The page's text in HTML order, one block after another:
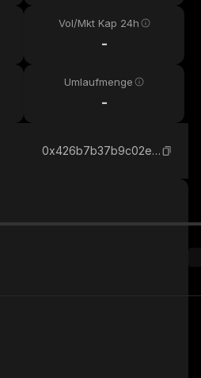
Vol/Mkt Kap 24h
-
Umlaufmenge
-
0x426b7b37b9c02e31870536d4c2fbde756d4e4444_binance_smart